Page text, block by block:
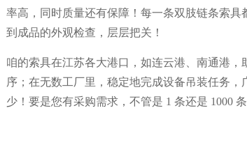
率高，同时质量还有保障！每一条双肢链条索
到成品的外观检查，层层把关！
咱的索具在江苏各大港口，如连云港、南通港
序；在无数工厂里，稳定地完成设备吊装任务
少！要是您有采购需求，不管是 1 条还是 1000